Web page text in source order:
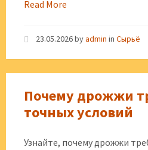
Read More
23.05.2026byadmin in Сырьё
Почему дрожжи
точных условий
Узнайте, почему дрожжи